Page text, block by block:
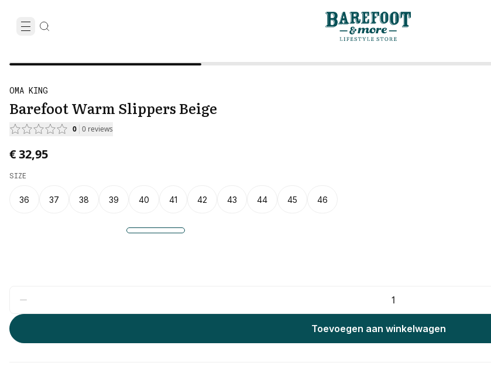
OMA KING
Barefoot Warm Slippers Beige
0 0 reviews
€ 32,95
SIZE
36 37 38 39 40 41 42 43 44 45 46
Toevoegen aan winkelwagen